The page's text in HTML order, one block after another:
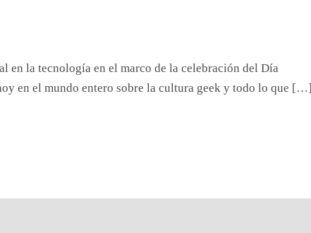
en la tecnología en el marco de la celebración del Día
en el mundo entero sobre la cultura geek y todo lo que […]